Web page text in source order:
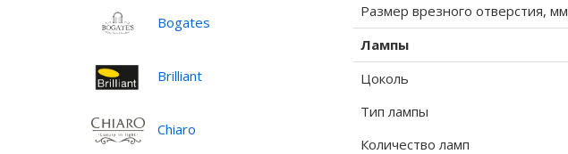
Bogates
Brilliant
Chiaro
Размер врезного отверстия, мм
Лампы
Цоколь
Тип лампы
Количество ламп